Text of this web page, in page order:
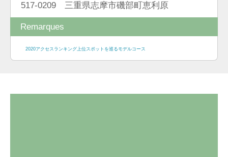
517-0209 三重県志摩市磯部町恵利原
Remarques
2020アクセスランキング上位スポットを巡るモデルコース